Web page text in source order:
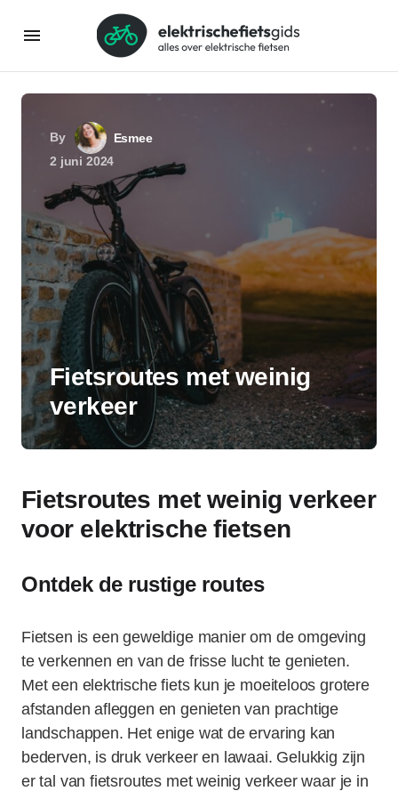
By
Esmee
2 juni 2024
Fietsroutes met weinig
verkeer
Fietsroutes met weinig verkeer
voor elektrische fietsen
Ontdek de rustige routes
Fietsen is een geweldige manier om de omgeving
te verkennen en van de frisse lucht te genieten.
Met een elektrische fiets kun je moeiteloos grotere
afstanden afleggen en genieten van prachtige
landschappen. Het enige wat de ervaring kan
bederven, is druk verkeer en lawaai. Gelukkig zijn
er tal van fietsroutes met weinig verkeer waar je in